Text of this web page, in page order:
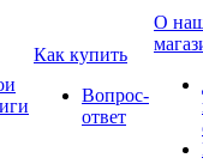
Как купить
Вопрос-
ответ
О